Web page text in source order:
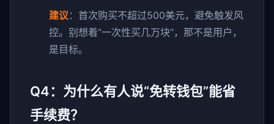
建议：首次购买不超过500美元，避免触发风
控。别想着“一次性买几万块”，那不是用户，
是目标。
Q4：为什么有人说“免转钱包”能省
手续费？